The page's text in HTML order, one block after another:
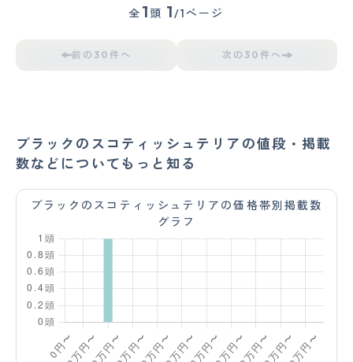
全 1 頭 1/1ページ
前の30件へ 次の30件へ
ブラックのスコティッシュテリアの値段・掲載
数などについてもっと知る
ブラックのスコティッシュテリアの価格帯別掲載数
グラフ